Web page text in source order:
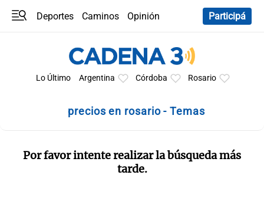
Deportes Caminos
Opinión
Participá
Lo Último Argentina Córdoba Rosario
precios en rosario - Temas
Por favor intente realizar la búsqueda más
tarde.